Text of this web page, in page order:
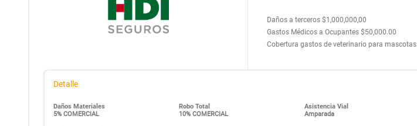
Daños a terceros $1,000,000,00
Gastos Médicos a Ocupantes $50,000.00
Cobertura gastos de veterinario para mascotas
Detalle
Daños Materiales
5% COMERCIAL
Robo Total
10% COMERCIAL
Asistencia Vial
Amparada